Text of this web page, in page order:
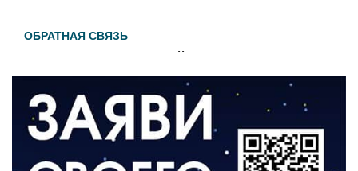
ОБРАТНАЯ СВЯЗЬ
ВЛАСТЬ
День памяти и «Симфония народов»